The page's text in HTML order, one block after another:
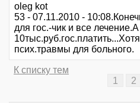
oleg kot
53 - 07.11.2010 -
для гос.-чик и все
псих.травмы для больного.
К списку тем
1
2